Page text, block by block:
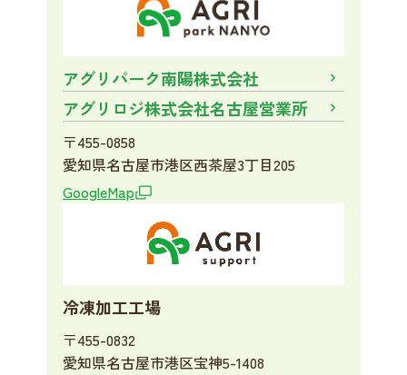
アグリパーク南陽株式会社
アグリロジ株式会社名古屋営業所
〒455-0858
愛知県名古屋市港区西茶屋3丁目205
GoogleMap
冷凍加工工場
〒455-0832
愛知県名古屋市港区宝神5-1408